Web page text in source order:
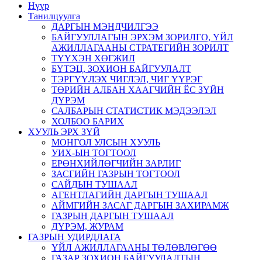
Нүүр
Танилцуулга
ДАРГЫН МЭНДЧИЛГЭЭ
БАЙГУУЛЛАГЫН ЭРХЭМ ЗОРИЛГО, ҮЙЛ
АЖИЛЛАГААНЫ СТРАТЕГИЙН ЗОРИЛТ
ТҮҮХЭН ХӨГЖИЛ
БҮТЭЦ, ЗОХИОН БАЙГУУЛАЛТ
ТЭРГҮҮЛЭХ ЧИГЛЭЛ, ЧИГ ҮҮРЭГ
ТӨРИЙН АЛБАН ХААГЧИЙН ЁС ЗҮЙН
ДҮРЭМ
САЛБАРЫН СТАТИСТИК МЭДЭЭЛЭЛ
ХОЛБОО БАРИХ
ХУУЛЬ ЭРХ ЗҮЙ
МОНГОЛ УЛСЫН ХУУЛЬ
УИХ-ЫН ТОГТООЛ
ЕРӨНХИЙЛӨГЧИЙН ЗАРЛИГ
ЗАСГИЙН ГАЗРЫН ТОГТООЛ
САЙДЫН ТУШААЛ
АГЕНТЛАГИЙН ДАРГЫН ТУШААЛ
АЙМГИЙН ЗАСАГ ДАРГЫН ЗАХИРАМЖ
ГАЗРЫН ДАРГЫН ТУШААЛ
ДҮРЭМ, ЖУРАМ
ГАЗРЫН УДИРДЛАГА
ҮЙЛ АЖИЛЛАГААНЫ ТӨЛӨВЛӨГӨӨ
ГАЗАР ЗОХИОН БАЙГУУЛАЛТЫН